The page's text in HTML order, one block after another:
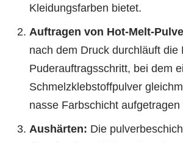
Kleidungsfarben bietet.
Auftragen von Hot-Melt-
nach dem Druck durchläuft die
Puderauftragsschritt, bei dem
Schmelzklebstoffpulver
nasse Farbschicht aufgetragen
Aushärten: Die